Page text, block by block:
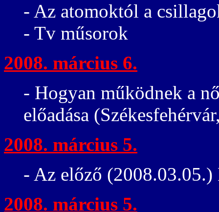
- Az atomoktól a
- Tv műsorok
2008. március 6.
- Hogyan működnek a
előadása
2008. március 5.
- Az előző
2008. március 5.